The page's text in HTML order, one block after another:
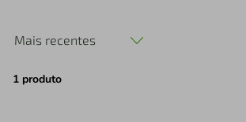
Mais recentes
1 produto
perfume
4º